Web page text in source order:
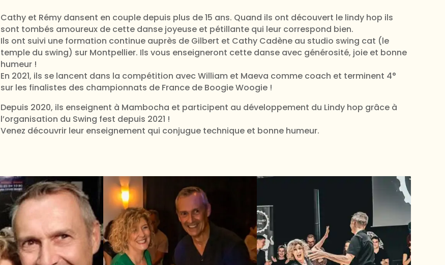
Cathy et Rémy dansent en couple depuis plus de 15 ans. Quand ils ont découvert le lindy hop ils
sont tombés amoureux de cette danse joyeuse et pétillante qui leur correspond bien.
Ils ont suivi une formation continue auprès de Gilbert et Cathy Cadène au studio swing cat (le
temple du swing) sur Montpellier. Ils vous enseigneront cette danse avec générosité, joie et bonne
humeur !
En 2021, ils se lancent dans la compétition avec William et Maeva comme coach et terminent 4°
sur les finalistes des championnats de France de Boogie Woogie !
Depuis 2020, ils enseignent à Mambocha et participent au développement du Lindy hop grâce à
l’organisation du Swing fest depuis 2021 !
Venez découvrir leur enseignement qui conjugue technique et bonne humeur.